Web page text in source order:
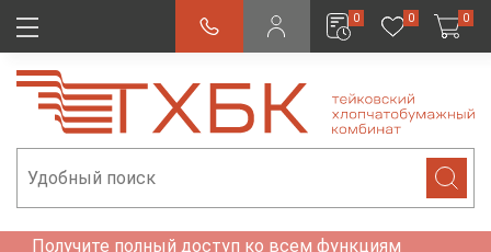
0 0 0
Получите полный доступ ко всем функциям